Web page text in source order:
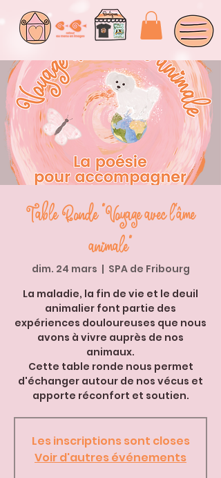
Table Ronde "Voyage avec l'âme
animale"
dim. 24 mars
  |
SPA de Fribourg
La maladie, la fin de vie et le deuil
animalier font partie des
expériences douloureuses que nous
avons à vivre auprès de nos
animaux.
Cette table ronde nous permet
d'échanger autour de nos vécus et
apporte réconfort et soutien.
Les inscriptions sont closes
Voir d'autres événements